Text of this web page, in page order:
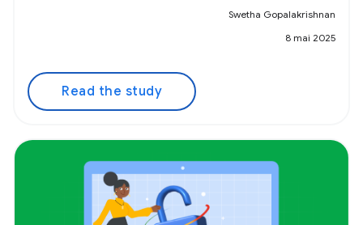
Swetha Gopalakrishnan
8 mai 2025
Read the study